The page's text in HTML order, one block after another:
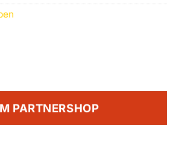
PARTNERSHOP